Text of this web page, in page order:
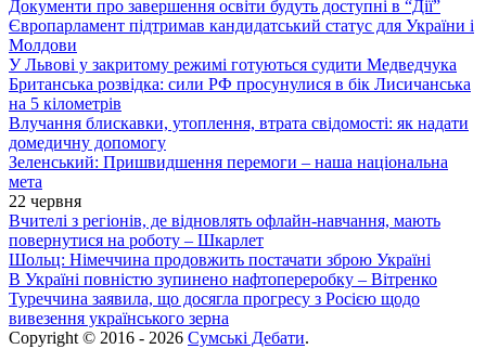
Документи про завершення освіти будуть доступні в “Дії”
Європарламент підтримав кандидатський статус для України і
Молдови
У Львові у закритому режимі готуються судити Медведчука
Британська розвідка: сили РФ просунулися в бік Лисичанська
на 5 кілометрів
Влучання блискавки, утоплення, втрата свідомості: як надати
домедичну допомогу
Зеленський: Пришвидшення перемоги – наша національна
мета
22 червня
Вчителі з регіонів, де відновлять офлайн-навчання, мають
повернутися на роботу – Шкарлет
Шольц: Німеччина продовжить постачати зброю Україні
В Україні повністю зупинено нафтопереробку – Вітренко
Туреччина заявила, що досягла прогресу з Росією щодо
вивезення українського зерна
Copyright © 2016 - 2026 Сумські Дебати.